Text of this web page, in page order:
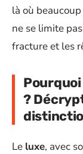
là où
ne se limite
fracture et les
?
Le luxe, avec